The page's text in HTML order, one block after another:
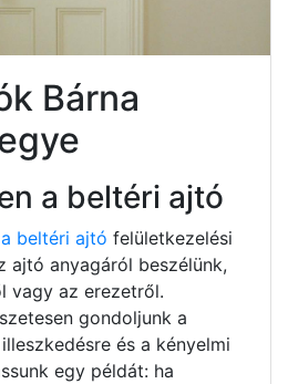
Bárna
a beltéri ajtó
a beltéri ajtó felületkezelési
ajtó anyagáról beszélünk,
vagy az erezetről.
gondoljunk a
és a kényelmi
egy példát: ha